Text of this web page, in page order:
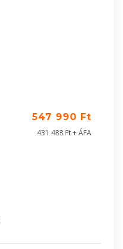
547 990 Ft
431 488 Ft + ÁFA